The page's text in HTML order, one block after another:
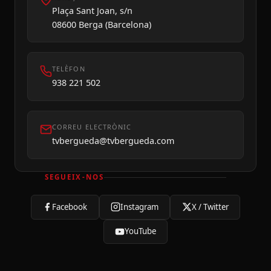
Plaça Sant Joan, s/n
08600 Berga (Barcelona)
TELÈFON
938 221 502
CORREU ELECTRÒNIC
tvbergueda@tvbergueda.com
SEGUEIX-NOS
Facebook Instagram X / Twitter
YouTube